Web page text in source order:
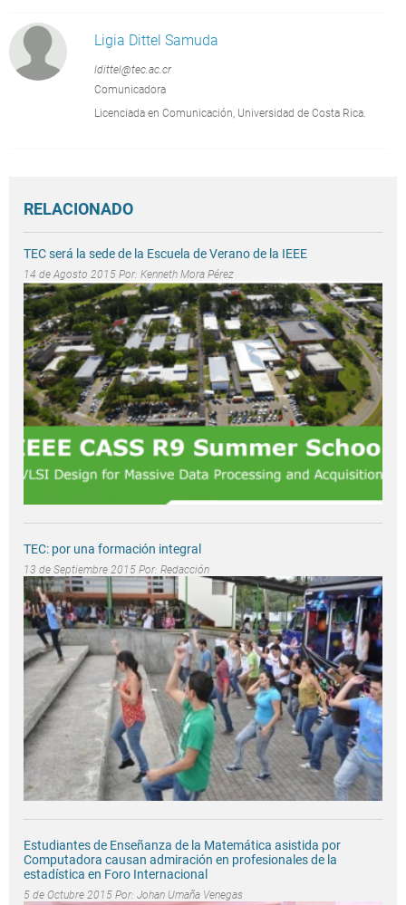
Ligia Dittel Samuda
ldittel@tec.ac.cr
Comunicadora
Licenciada en Comunicación, Universidad de Costa Rica.
RELACIONADO
TEC será la sede de la Escuela de Verano de la IEEE
14 de Agosto 2015 Por: Kenneth Mora Pérez
TEC: por una formación integral
13 de Septiembre 2015 Por: Redacción
Estudiantes de Enseñanza de la Matemática asistida por
Computadora causan admiración en profesionales de la
estadística en Foro Internacional
5 de Octubre 2015 Por: Johan Umaña Venegas